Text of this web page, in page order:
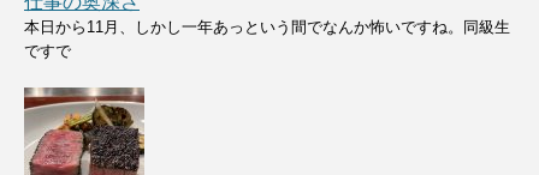
本日から11月、しかし一年あっという間でなんか怖いですね。同級生
ですで